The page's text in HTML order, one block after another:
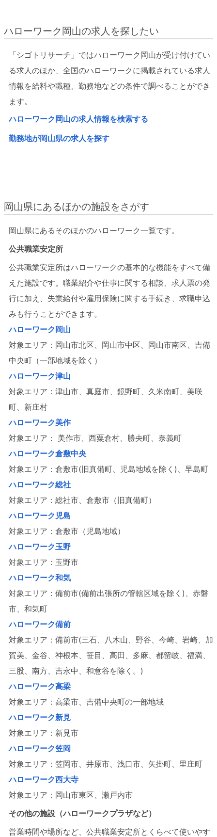
ハローワーク岡山の求人を探したい
「シゴトリサーチ」ではハローワーク岡山が受け付けてい
る求人のほか、全国のハローワークに掲載されている求人
情報を給料や職種、勤務地などの条件で調べることができ
ます。
ハローワーク岡山の求人情報を検索する
勤務地が岡山県の求人を探す
岡山県にあるほかの施設をさがす
岡山県にあるそのほかのハローワーク一覧です。
公共職業安定所
公共職業安定所はハローワークの基本的な機能をすべて備
えた施設です。職業紹介や仕事に関する相談、求人票の発
行に加え、失業給付や雇用保険に関する手続き、求職申込
みも行うことができます。
ハローワーク岡山
対象エリア：岡山市北区、岡山市中区、岡山市南区、吉備
中央町（一部地域を除く）
ハローワーク津山
対象エリア：津山市、真庭市、鏡野町、久米南町、美咲
町、新庄村
ハローワーク美作
対象エリア： 美作市、西粟倉村、勝央町、奈義町
ハローワーク倉敷中央
対象エリア：倉敷市(旧真備町、児島地域を除く)、早島町
ハローワーク総社
対象エリア：総社市、倉敷市（旧真備町）
ハローワーク児島
対象エリア：倉敷市（児島地域）
ハローワーク玉野
対象エリア：玉野市
ハローワーク和気
対象エリア：備前市(備前出張所の管轄区域を除く)、赤磐
市、和気町
ハローワーク備前
対象エリア：備前市(三石、八木山、野谷、今崎、岩崎、加
賀美、金谷、神根本、笹目、高田、多麻、都留岐、福満、
三股、南方、吉永中、和意谷を除く。)
ハローワーク高梁
対象エリア：高梁市、吉備中央町の一部地域
ハローワーク新見
対象エリア：新見市
ハローワーク笠岡
対象エリア：笠岡市、井原市、浅口市、矢掛町、里庄町
ハローワーク西大寺
対象エリア：岡山市東区、瀬戸内市
その他の施設（ハローワークプラザなど）
営業時間や場所など、公共職業安定所とくらべて使いやす